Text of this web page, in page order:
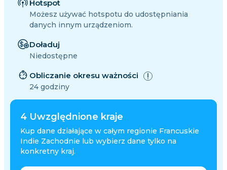
4 Uwzględnione kraje
Kup dane działające w całym regionie Francuskie
Indie Zachodnie lub wybierz dane tylko na
konkretny kraj.
Hotspot
Możesz używać hotspotu do udostępniania
danych innym urządzeniom.
Doładuj
Niedostępne
Obliczanie okresu ważności
24 godziny